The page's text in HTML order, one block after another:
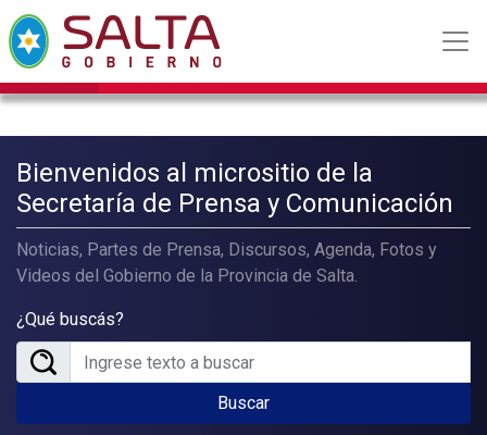
Bienvenidos al micrositio de la
Secretaría de Prensa y Comunicación
Noticias, Partes de Prensa, Discursos, Agenda, Fotos y
Videos del Gobierno de la Provincia de Salta.
¿Qué buscás?
Buscar